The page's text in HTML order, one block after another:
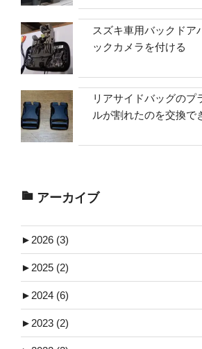
スズキ車用バックドア
ックカメラを付ける
リアサイドバッグのプ
ルが割れたのを交換で
アーカイブ
► 2026 (3)
► 2025 (2)
► 2024 (6)
► 2023 (2)